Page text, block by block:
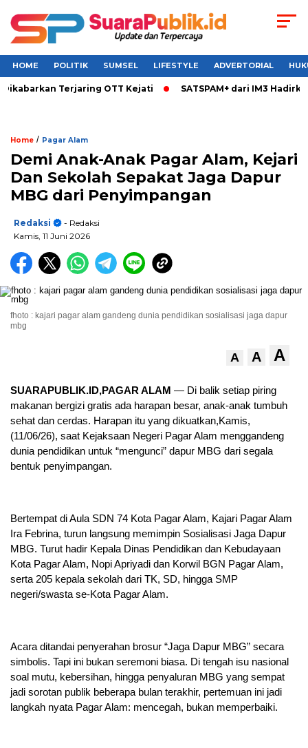
HOME POLITIK SUMSEL LIFESTYLE ADVERTORIAL
Terjaring OTT Kejati SATSPAM+ dari IM3
Home / Pagar Alam
Demi Anak-Anak Pagar Alam, Kejari
Dan Sekolah Sepakat Jaga Dapur
MBG dari Penyimpangan
Redaksi
- Redaksi
Kamis, 11 Juni 2026
fhoto : kajari pagar alam gandeng dunia pendidikan sosialisasi jaga dapur
mbg
A A A
SUARAPUBLIK.ID,PAGAR ALAM — Di balik setiap piring
makanan bergizi gratis ada harapan besar, anak-anak tumbuh
sehat dan cerdas. Harapan itu yang dikuatkan,Kamis,
(11/06/26), saat Kejaksaan Negeri Pagar Alam menggandeng
dunia pendidikan untuk “mengunci” dapur MBG dari segala
bentuk penyimpangan.
Bertempat di Aula SDN 74 Kota Pagar Alam, Kajari Pagar Alam
Ira Febrina, turun langsung memimpin Sosialisasi Jaga Dapur
MBG. Turut hadir Kepala Dinas Pendidikan dan Kebudayaan
Kota Pagar Alam, Nopi Apriyadi dan Korwil BGN Pagar Alam,
serta 205 kepala sekolah dari TK, SD, hingga SMP
negeri/swasta se-Kota Pagar Alam.
Acara ditandai penyerahan brosur “Jaga Dapur MBG” secara
simbolis. Tapi ini bukan seremoni biasa. Di tengah isu nasional
soal mutu, kebersihan, hingga penyaluran MBG yang sempat
jadi sorotan publik beberapa bulan terakhir, pertemuan ini jadi
langkah nyata Pagar Alam: mencegah, bukan memperbaiki.